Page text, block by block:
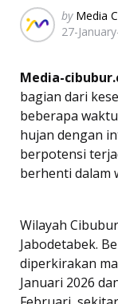
Posted
by
by Media
27-
Media-
bagian dari
beberapa
hujan dengan
berpotensi
berhenti dalam
Wilayah
Jabodetabek.
diperkirakan
Januari 2026